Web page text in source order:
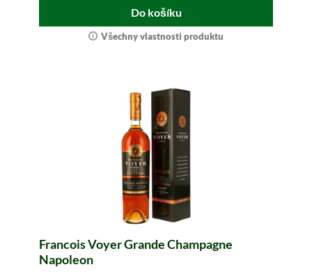
Do košíku
Všechny vlastnosti produktu
Francois Voyer Grande Champagne
Napoleon